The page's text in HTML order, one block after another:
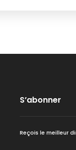
S’abonner
Reçois le meilleur